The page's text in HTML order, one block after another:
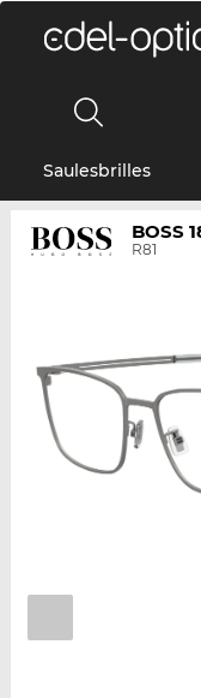
Saulesbrilles
BOSS
R81